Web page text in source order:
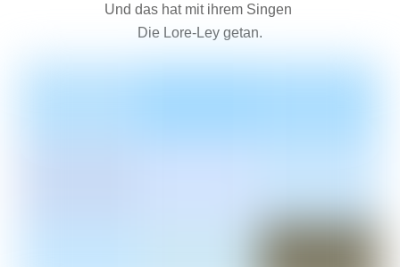
Und das hat mit ihrem Singen
Die Lore-Ley getan.